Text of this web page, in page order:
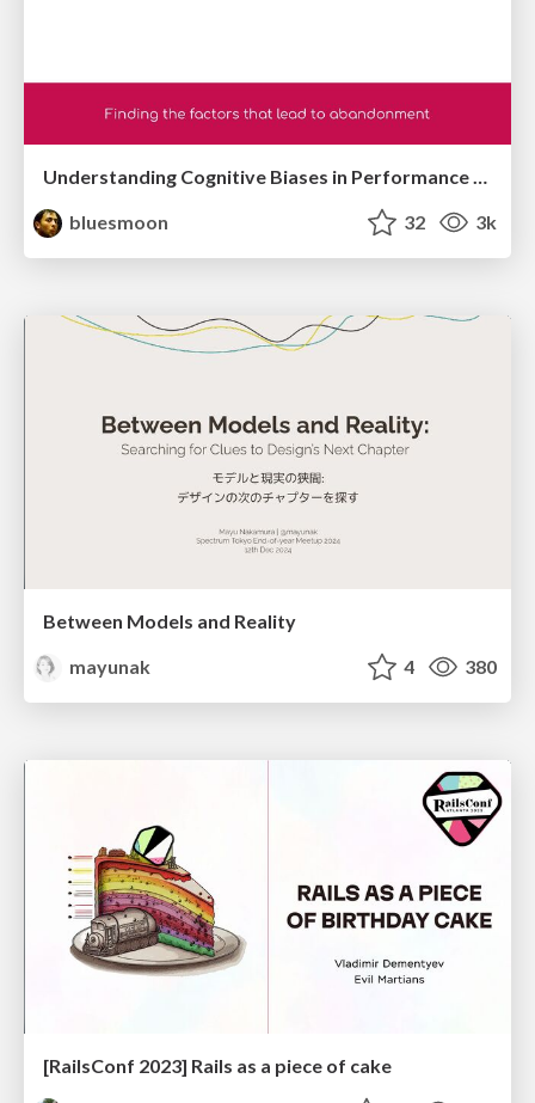
bluesmoon
32 3k
Between Models and Reality
mayunak
4 380
[RailsConf 2023] Rails as a piece of cake